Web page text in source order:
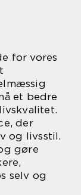
for vores
et bedre
der
og livsstil.
gøre
selv og